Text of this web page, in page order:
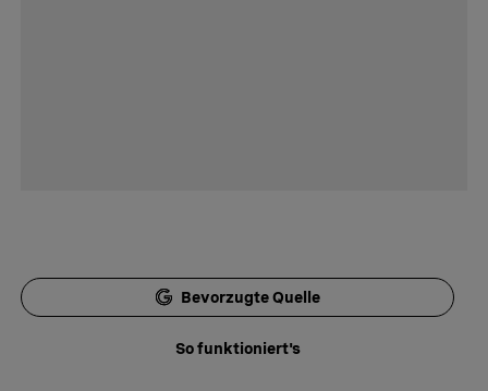
Bevorzugte Quelle
So funktioniert's